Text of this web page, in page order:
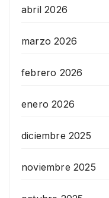
abril 2026
marzo 2026
febrero 2026
enero 2026
diciembre 2025
noviembre 2025